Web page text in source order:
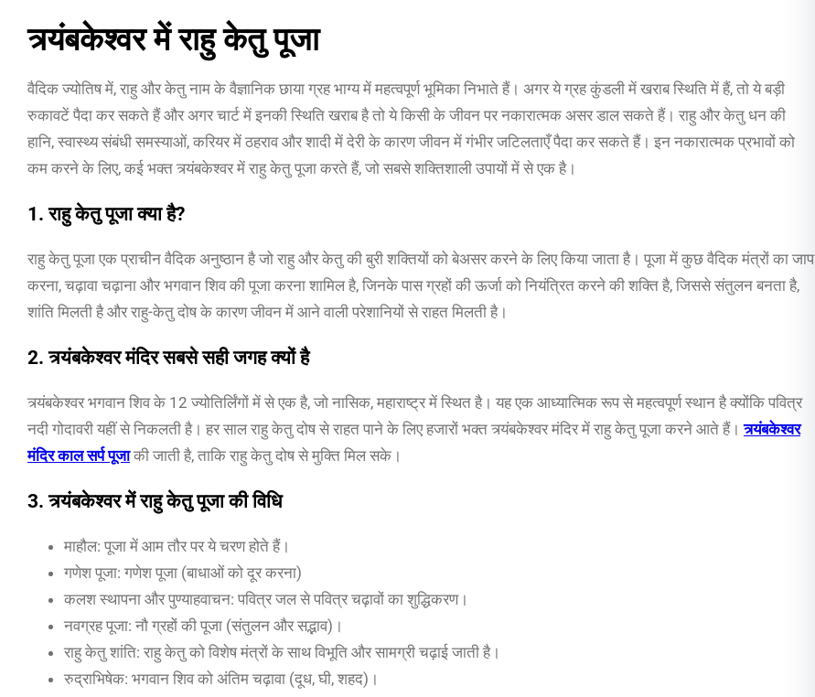
त्र्यंबकेश्वर में राहु केतु पूजा
वैदिक ज्योतिष में, राहु और केतु नाम के वैज्ञानिक छाया ग्रह भाग्य में महत्वपूर्ण भूमिका निभाते हैं। अगर ये ग्रह कुंडली में खराब स्थिति में हैं, तो ये बड़ी
रुकावटें पैदा कर सकते हैं और अगर चार्ट में इनकी स्थिति खराब है तो ये किसी के जीवन पर नकारात्मक असर डाल सकते हैं। राहु और केतु धन की
हानि, स्वास्थ्य संबंधी समस्याओं, करियर में ठहराव और शादी में देरी के कारण जीवन में गंभीर जटिलताएँ पैदा कर सकते हैं। इन नकारात्मक प्रभावों को
कम करने के लिए, कई भक्त त्र्यंबकेश्वर में राहु केतु पूजा करते हैं, जो सबसे शक्तिशाली उपायों में से एक है।
1.राहु केतु पूजा क्या है?
राहु केतु पूजा एक प्राचीन वैदिक अनुष्ठान है जो राहु और केतु की बुरी शक्तियों को बेअसर करने के लिए किया जाता है। पूजा में कुछ वैदिक मंत्रों का जाप
करना, चढ़ावा चढ़ाना और भगवान शिव की पूजा करना शामिल है, जिनके पास ग्रहों की ऊर्जा को नियंत्रित करने की शक्ति है, जिससे संतुलन बनता है,
शांति मिलती है और राहु-केतु दोष के कारण जीवन में आने वाली परेशानियों से राहत मिलती है।
2.त्र्यंबकेश्वर मंदिर सबसे सही जगह क्यों है
त्र्यंबकेश्वर भगवान शिव के 12 ज्योतिर्लिंगों में से एक है, जो नासिक, महाराष्ट्र में स्थित है। यह एक आध्यात्मिक रूप से महत्वपूर्ण स्थान है क्योंकि पवित्र
नदी गोदावरी यहीं से निकलती है। हर साल राहु केतु दोष से राहत पाने के लिए हजारों भक्त त्र्यंबकेश्वर मंदिर में राहु केतु पूजा करने आते हैं।त्र्यंबकेश्वर
मंदिर काल सर्प पूजाकी जाती है, ताकि राहु केतु दोष से मुक्ति मिल सके।
3.त्र्यंबकेश्वर में राहु केतु पूजा की विधि
माहौल: पूजा में आम तौर पर ये चरण होते हैं।
गणेश पूजा: गणेश पूजा (बाधाओं को दूर करना)
कलश स्थापना और पुण्याहवाचन: पवित्र जल से पवित्र चढ़ावों का शुद्धिकरण।
नवग्रह पूजा: नौ ग्रहों की पूजा (संतुलन और सद्भाव)।
राहु केतु शांति: राहु केतु को विशेष मंत्रों के साथ विभूति और सामग्री चढ़ाई जाती है।
रुद्राभिषेक: भगवान शिव को अंतिम चढ़ावा (दूध, घी, शहद)।